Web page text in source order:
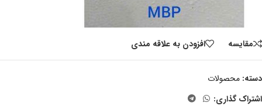
مقايسه افزودن به علاقه مندی
دسته: محصولات
اشتراک گذاری: